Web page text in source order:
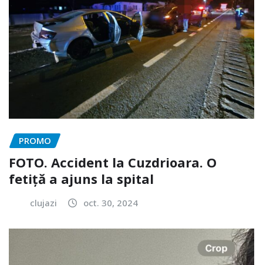
PROMO
FOTO. Accident la Cuzdrioara. O
fetiță a ajuns la spital
clujazi oct. 30, 2024